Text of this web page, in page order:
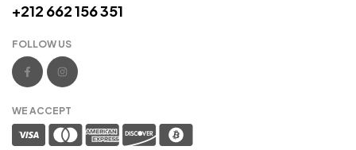
+212 662 156 351
FOLLOW US
WE ACCEPT